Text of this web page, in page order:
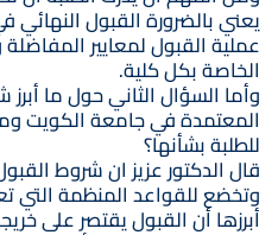
يعني بالضرورة القبول
عملية القبول لمعايير
الخاصة بكل كلية.
وأما السؤال الثاني حول ما
المعتمدة في جامعة الكويت
للطلبة بشأنها؟
قال الدكتور عزيز ان شروط
وتخضع للقواعد المنظمة التي
أبرزها أن القبول يقتصر على